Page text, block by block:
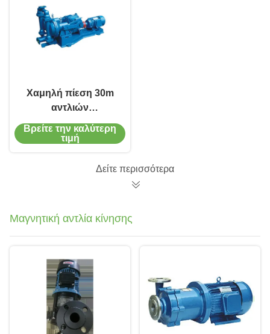
Χαμηλή πίεση 30m
αντλιών
διαφραγμάτων
χυτοσιδήρου SS304
Βρείτε την καλύτερη
τιμή
Δείτε περισσότερα
Μαγνητική αντλία κίνησης